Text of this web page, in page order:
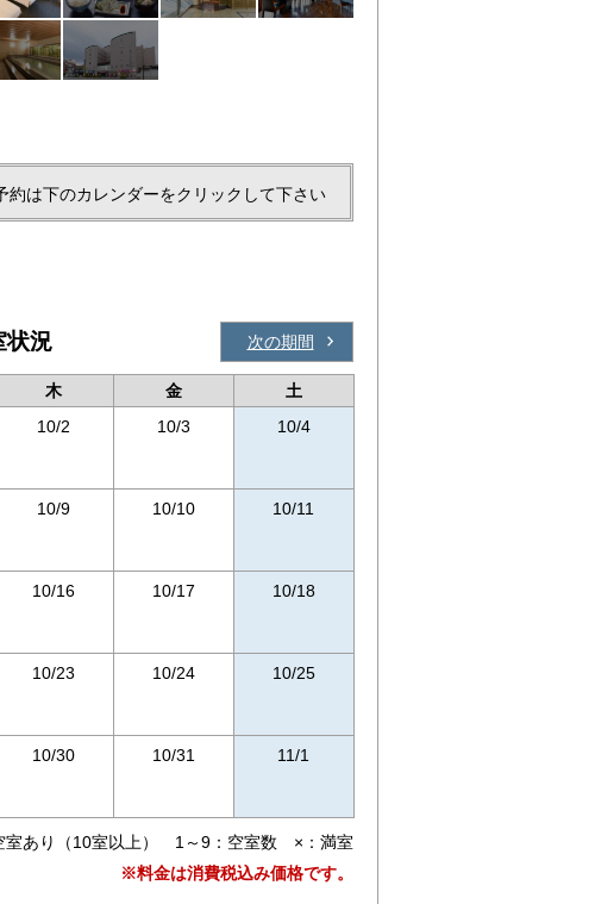
約は下のカレンダーをクリックして下さい
状況 次の期間
木 金
土
10/2 10/3 10/4
10/9 10/10 10/11
10/16 10/17 10/18
10/23 10/24 10/25
10/30 10/31 11/1
室あり（10室以上） 1～9：空室数 ×：満室
※料金は消費税込み価格です。